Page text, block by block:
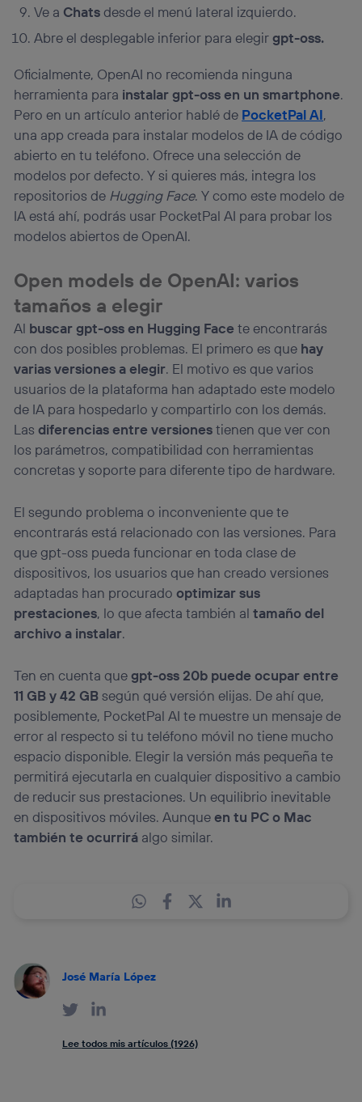
Ve a Chatsdesde el menú lateral izquierdo.
Abre el desplegable inferior para elegirgpt-oss.
Oficialmente, OpenAI no recomienda ninguna
herramienta para instalar gpt-oss en un smartphone.
Pero en un artículo anterior hablé de PocketPal AI,
una app creada para instalar modelos de IA de código
abierto en tu teléfono. Ofrece una selección de
modelos por defecto. Y si quieres más, integra los
repositorios de Hugging Face. Y como este modelo de
IA está ahí, podrás usar PocketPal AI para probar los
modelos abiertos de OpenAI.
Open models de OpenAI: varios
tamaños a elegir
Al buscar gpt-oss en Hugging Face te encontrarás
con dos posibles problemas. El primero es que hay
varias versiones a elegir. El motivo es que varios
usuarios de la plataforma han adaptado este modelo
de IA para hospedarlo y compartirlo con los demás.
Lasdiferencias entre versionestienen que ver con
los parámetros, compatibilidad con herramientas
concretas y soporte para diferente tipo de hardware.
El segundo problema o inconveniente que te
encontrarás está relacionado con las versiones. Para
que gpt-oss pueda funcionar en toda clase de
dispositivos, los usuarios que han creado versiones
adaptadas han procuradooptimizar sus
prestaciones, lo que afecta también altamaño del
archivo a instalar.
Ten en cuenta quegpt-oss 20b puede ocupar entre
11 GB y 42 GBsegún qué versión elijas. De ahí que,
posiblemente, PocketPal AI te muestre un mensaje de
error al respecto si tu teléfono móvil no tiene mucho
espacio disponible. Elegir la versión más pequeña te
permitirá ejecutarla en cualquier dispositivo a cambio
de reducir sus prestaciones. Un equilibrio inevitable
en dispositivos móviles. Aunqueen tu PC o Mac
también te ocurrirá algo similar.
José María López
Lee todos mis artículos (1926)